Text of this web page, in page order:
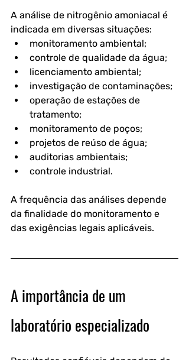
A análise de nitrogênio amoniacal é
indicada em diversas situações:
monitoramento ambiental;
controle de qualidade da água;
licenciamento ambiental;
investigação de contaminações;
operação de estações de
tratamento;
monitoramento de poços;
projetos de reúso de água;
auditorias ambientais;
controle industrial.
A frequência das análises depende
da finalidade do monitoramento e
das exigências legais aplicáveis.
A importância de um
laboratório especializado